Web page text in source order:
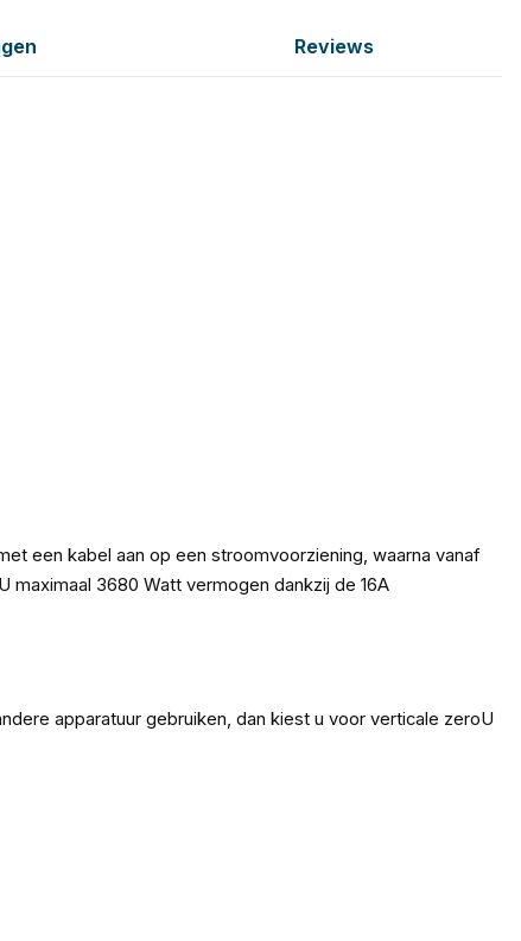
Reviews
een kabel aan op een stroomvoorziening, waarna vanaf
3680 Watt vermogen dankzij de 16A
apparatuur gebruiken, dan kiest u voor verticale zeroU